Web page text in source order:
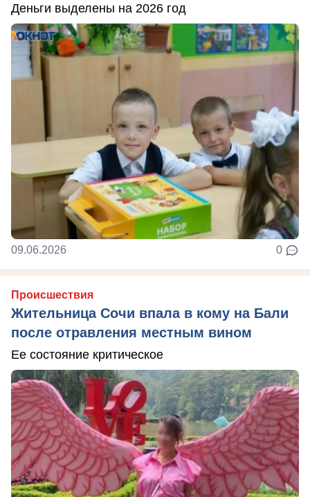
Деньги выделены на 2026 год
09.06.2026 0
Происшествия
Жительница Сочи впала в кому на Бали
после отравления местным вином
Ее состояние критическое